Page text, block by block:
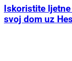
Iskoristite
svoj dom uz